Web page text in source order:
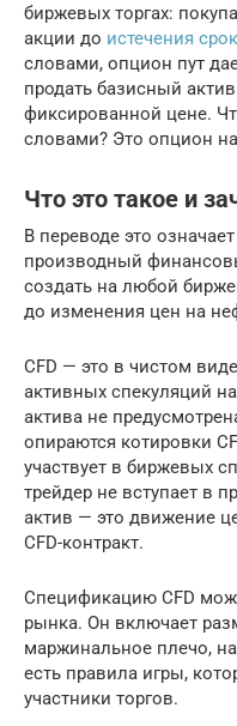
биржевых торгах:
акции до истечения
словами, опцион пут
продать базисный
фиксированной цене.
словами? Это опцион
Что это такое и
В переводе это
производный
создать на любой
до изменения цен на
CFD — это в чистом
активных спекуляций
актива не
опираются котировки
участвует в биржевых
трейдер не вступает в
актив — это движение
CFD-контракт.
Спецификацию CFD
рынка. Он включает
маржинальное плечо,
есть правила игры,
участники торгов.